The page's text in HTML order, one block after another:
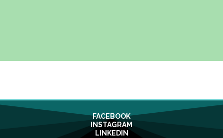
FACEBOOK
INSTAGRAM
LINKEDIN